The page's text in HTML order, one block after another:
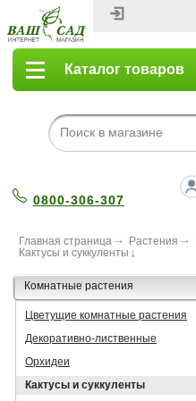
Каталог товаров
0800-306-307
Главная страница Растения
Кактусы и суккуленты
Комнатные растения
Цветущие комнатные растения
Декоративно-лиственные
Орхидеи
Кактусы и суккуленты